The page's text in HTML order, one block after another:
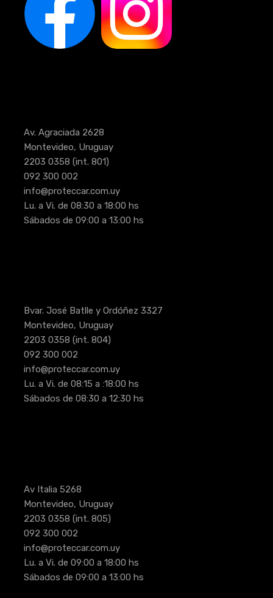
Av. Agraciada 2628
Montevideo, Uruguay
2203 0358 (int. 801)
092 300 002
info@proteccar.com.uy
Lu. a Vi. de 08:30 a 18:00 hs
Sábados de 09:00 a 13:00 hs
Bvar. José Batlle y Ordóñez 3327
Montevideo, Uruguay
2203 0358 (int. 804)
092 300 002
info@proteccar.com.uy
Lu. a Vi. de 08:15 a :18:00 hs
Sábados de 08:30 a 12:30 hs
Av Italia 5268
Montevideo, Uruguay
2203 0358 (int. 805)
092 300 002
info@proteccar.com.uy
Lu. a Vi. de 09:00 a 18:00 hs
Sábados de 09:00 a 13:00 hs